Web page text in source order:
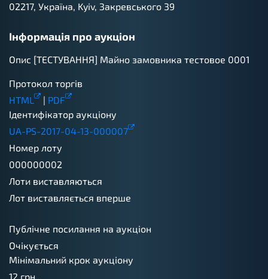
02217, Україна, Kyiv, Закревського 39
Інформація про аукціон
Опис [ТЕСТУВАННЯ] Майно замовника тестовое 0001
Протокол торгів
HTML
| PDF
Ідентифікатор аукціону
UA-PS-2017-04-13-000007
Номер лоту
000000002
Лоти виставляються
Лот виставляється вперше
Публічне посилання на аукціон
Очікується
Мінімальний крок аукціону
12 грн .